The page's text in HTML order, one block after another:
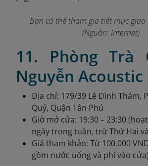
Bạn có thể tham gia tiết mục
(Nguồn: Internet)
11. Phòng Trà
Nguyễn Acoustic
Địa chỉ: 179/39 Lê Đình Thám,
Quý, Quận Tân Phú
Giờ mở cửa: 19:30 – 23:30
ngày trong tuần, trừ Thứ Hai
Giá tham khảo: Từ 100.000
gồm nước uống và phí vào cửa)